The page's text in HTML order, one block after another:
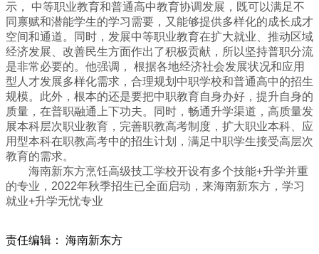
示， 中等职业教育和普通高中教育协调发展，既可以满足不
同禀赋和潜能学生的学习需要，又能够提供多样化的成长成才
空间和通道。同时，发展中等职业教育在扩大就业、推动区域
经济发展、改善民生方面作出了积极贡献，所以坚持普职分流
是非常必要的。他强调， 根据各地经济社会发展状况和应用
型人才发展多样化需求，合理规划中职学校和普通高中的招生
规模。此外，根本的还是要把中职教育自身办好，提升自身的
质量，在普职融通上下功夫。同时，畅通升学渠道，高质量发
展本科层次职业教育，完善职教高考制度，扩大职业本科、应
用型本科在职教高考中的招生计划，满足中职学生接受高层次
教育的需求。
海南新东方烹饪高级技工学校开设有多个技能+升学并重
的专业，2022年秋季招生已全面启动，来海南新东方，学习
就业+升学无忧专业
责任编辑： 海南新东方